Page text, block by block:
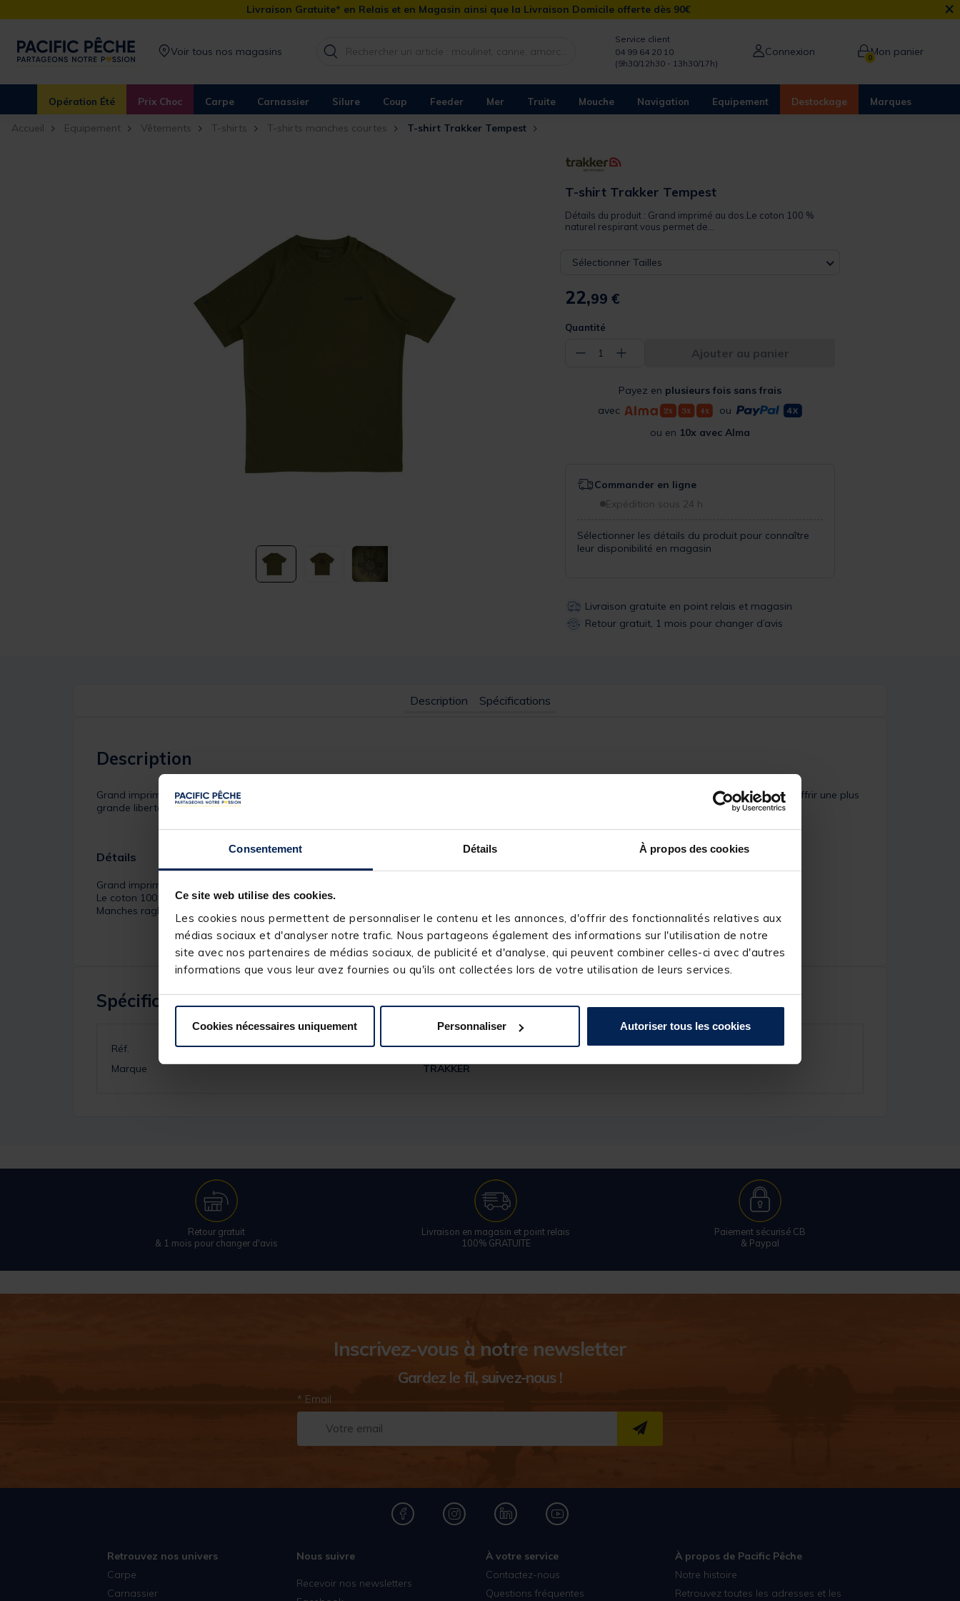
Consentement Détails À propos des cookies
Ce site web utilise des cookies.
Les cookies nous permettent de personnaliser le contenu et les annonces, d'offrir des fonctionnalités relatives aux
médias sociaux et d'analyser notre trafic. Nous partageons également des informations sur l'utilisation de notre
site avec nos partenaires de médias sociaux, de publicité et d'analyse, qui peuvent combiner celles-ci avec d'autres
informations que vous leur avez fournies ou qu'ils ont collectées lors de votre utilisation de leurs services.
Cookies nécessaires uniquement Personnaliser Autoriser tous les cookies
Livraison Gratuite* en Relais et en Magasin ainsi que la Livraison Domicile offerte dès 90€ ×
Voir tous nos magasins
Service client
04 99 64 20 10
(9h30/12h30 - 13h30/17h)
Connexion 0Mon panier
Opération Été Prix Choc Carpe Carnassier Silure Coup Feeder Mer Truite Mouche Navigation Equipement Destockage Marques
Accueil Equipement Vêtements T-shirts T-shirts manches courtes T-shirt Trakker Tempest
T-shirt Trakker Tempest
Détails du produit : Grand imprimé au dos.Le coton 100 %
naturel respirant vous permet de...
Sélectionner Tailles
22,99 €
Quantité
− 1 + Ajouter au panier
Payez en plusieurs fois sans frais
avec
ou
ou en 10x avec Alma
Commander en ligne
Expédition sous 24 h
Sélectionner les détails du produit pour connaître
leur disponibilité en magasin
Livraison gratuite en point relais et magasin
Retour gratuit, 1 mois pour changer d’avis
Description Spécifications
Description
Grand imprimé au dos.Le coton 100 % naturel respirant vous permet de rester au chaud l’hiver et au frais l’été.Manches raglan ajustables pour vous offrir une plus
grande liberté de mouvement lors de la superposition de vêtements.
Détails
Grand imprimé au dos
Le coton 100 % naturel respirant vous permet de rester au chaud l’hiver et au frais l’été
Manches raglan ajustables pour vous offrir une plus grande liberté de mouvement lors de la superposition de vêtements
Spécifications
Réf.
244185
Marque
TRAKKER
Retour gratuit
& 1 mois pour changer d'avis
Livraison en magasin et point relais
100% GRATUITE
Paiement sécurisé CB
& Paypal
Inscrivez-vous à notre newsletter
Gardez le fil, suivez-nous !
* Email
S''INSCRIRE
Retrouvez nos univers
Carpe
Carnassier
Nous suivre
Recevoir nos newsletters
À votre service
Contactez-nous
Questions fréquentes
À propos de Pacific Pêche
Notre histoire
Retrouvez toutes les adresses et les